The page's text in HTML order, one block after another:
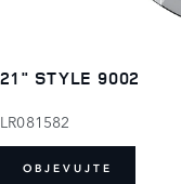
21" STYLE 9002
LR081582
OBJEVUJTE